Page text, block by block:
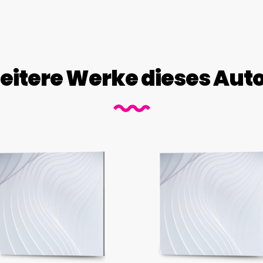
Werke dieses